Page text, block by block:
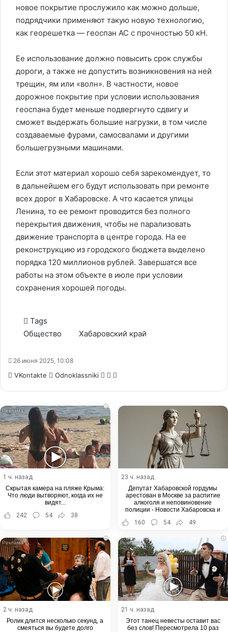
новое покрытие прослужило как можно дольше,
подрядчики применяют такую новую технологию,
как георешетка — геоспан АС с прочностью 50 кН.
Ее использование должно повысить срок службы
дороги, а также не допустить возникновения на ней
трещин, ям или «волн». В частности, новое
дорожное покрытие при условии использования
геоспана будет меньше подвергнуто сдвигу и
сможет выдержать большие нагрузки, в том числе
создаваемые фурами, самосвалами и другими
большегрузными машинами.
Если этот материал хорошо себя зарекомендует, то
в дальнейшем его будут использовать при ремонте
всех дорог в Хабаровске. А что касается улицы
Ленина, то ее ремонт проводится без полного
перекрытия движения, чтобы не парализовать
движение транспорта в центре города. На ее
реконструкцию из городского бюджета выделено
порядка 120 миллионов рублей. Завершатся все
работы на этом объекте в июле при условии
сохранения хорошей погоды.
Tags
Общество
Хабаровский край
26 июня 2025, 10:08
VKontakte Odnoklassniki WhatsApp
Telegram
i
1 ч. назад
Скрытая камера на пляже Крыма:
Что люди вытворяют, когда их не
видят...
242
54 38
23 ч. назад
Депутат Хабаровской гордумы
арестован в Москве за распитие
алкоголя и неповиновение
полиции - Новости Хабаровска и
160 54 49
i
2 ч. назад
Ролик длится несколько секунд, а
смеяться вы будете долго
i
21 ч. назад
Этот танец невесты оставит вас
без слов! Пересмотрела 10 раз